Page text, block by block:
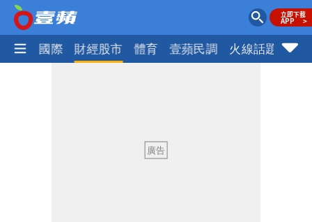
社會 國際 財經股市 體育 壹蘋民調 火線話題
白海豚走後 西南季風全面接管！未來一